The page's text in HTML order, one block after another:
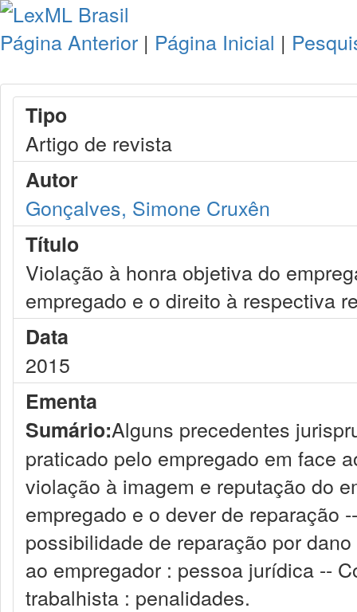
Página Anterior | Página Inicial |
Tipo
Artigo de revista
Autor
Gonçalves, Simone Cruxên
Título
Violação à honra objetiva do
empregado e o direito à respectiva
Data
2015
Ementa
Sumário:Alguns precedentes
praticado pelo empregado em face
violação à imagem e reputação do
empregado e o dever de reparação
possibilidade de reparação por
ao empregador : pessoa jurídica --
trabalhista : penalidades.